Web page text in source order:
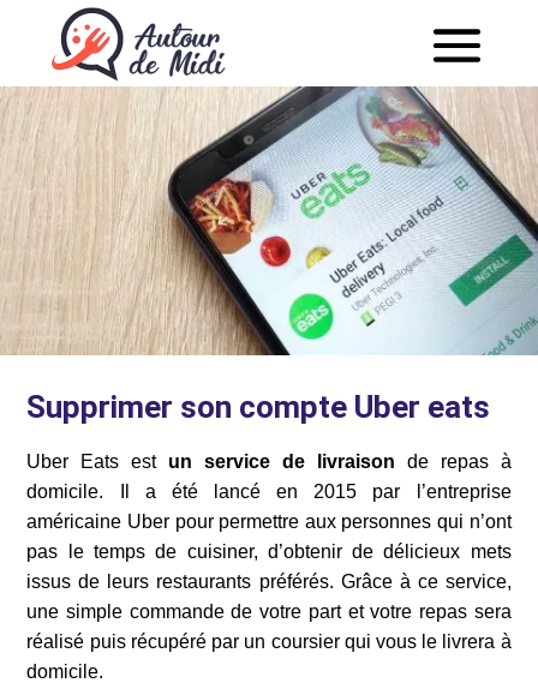
Supprimer son compte Uber eats
Uber Eats est un service de livraison de repas à
domicile. Il a été lancé en 2015 par l’entreprise
américaine Uber pour permettre aux personnes qui n’ont
pas le temps de cuisiner, d’obtenir de délicieux mets
issus de leurs restaurants préférés. Grâce à ce service,
une simple commande de votre part et votre repas sera
réalisé puis récupéré par un coursier qui vous le livrera à
domicile.